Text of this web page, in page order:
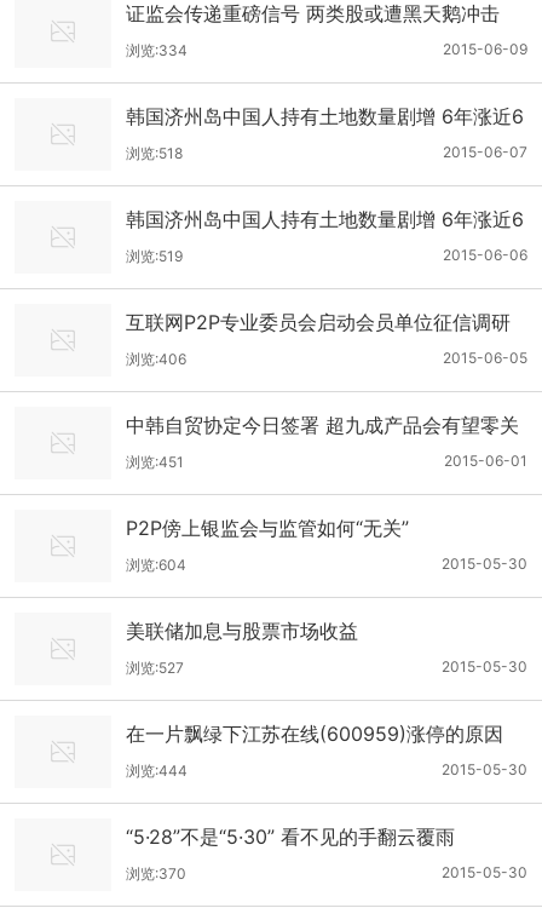
证监会传递重磅信号 两类股或遭黑天鹅冲击
2015-06-09
浏览:334
韩国济州岛中国人持有土地数量剧增 6年涨近6
00倍
2015-06-07
浏览:518
韩国济州岛中国人持有土地数量剧增 6年涨近6
00倍
2015-06-06
浏览:519
互联网P2P专业委员会启动会员单位征信调研
工作
2015-06-05
浏览:406
中韩自贸协定今日签署 超九成产品会有望零关
税
2015-06-01
浏览:451
P2P傍上银监会与监管如何“无关”
2015-05-30
浏览:604
美联储加息与股票市场收益
2015-05-30
浏览:527
在一片飘绿下江苏在线(600959)涨停的原因
2015-05-30
浏览:444
“5·28”不是“5·30” 看不见的手翻云覆雨
2015-05-30
浏览:370